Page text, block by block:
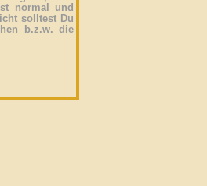
normal und
solltest Du
b.z.w. die